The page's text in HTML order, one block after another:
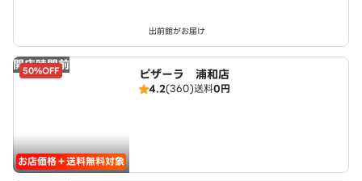
出前館がお届け
開店時間前
50%OFF
お店価格＋送料無料対象
ピザーラ 浦和店
4.2(360)送料0円